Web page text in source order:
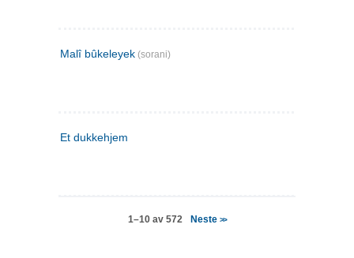
Malî bûkeleyek (sorani)
Et dukkehjem
1–10 av 572 Neste >>